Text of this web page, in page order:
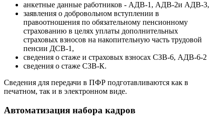
анкетные данные работников - АДВ-1, АДВ-2и АДВ-3,
заявления о добровольном вступлении в
правоотношения по обязательному пенсионному
страхованию в целях уплаты дополнительных
страховых взносов на накопительную часть трудовой
пенсии ДСВ-1,
сведения о стаже и страховых взносах СЗВ-6, АДВ-6-2
сведения о стаже СЗВ-К.
Сведения для передачи в ПФР подготавливаются как в
печатном, так и в электронном виде.
Автоматизация набора кадров